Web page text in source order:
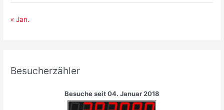
« Jan.
Besucherzähler
Besuche seit 04. Januar 2018